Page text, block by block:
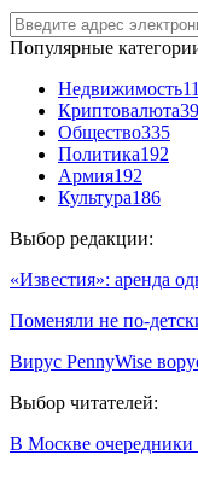
Популярные
Недвижимость
Криптовалюта
Общество335
Политика192
Армия192
Культура186
Выбор редакции:
«Известия»: аренда
Поменяли не по-
Вирус PennyWise
Выбор читателей:
В Москве очередники